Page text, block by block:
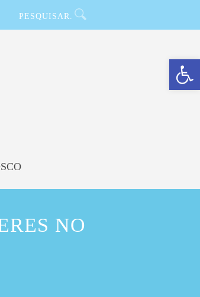
Barra de Ferramentas Aberta
NO